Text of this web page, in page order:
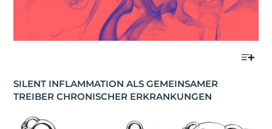
SILENT INFLAMMATION ALS GEMEINSAMER
TREIBER CHRONISCHER ERKRANKUNGEN